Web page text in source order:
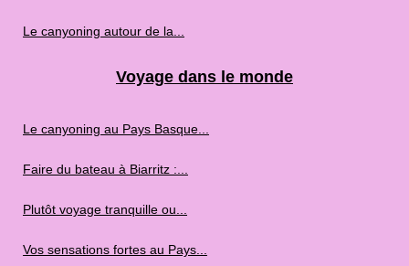
Le canyoning autour de la...
Voyage dans le monde
Le canyoning au Pays Basque...
Faire du bateau à Biarritz :...
Plutôt voyage tranquille ou...
Vos sensations fortes au Pays...